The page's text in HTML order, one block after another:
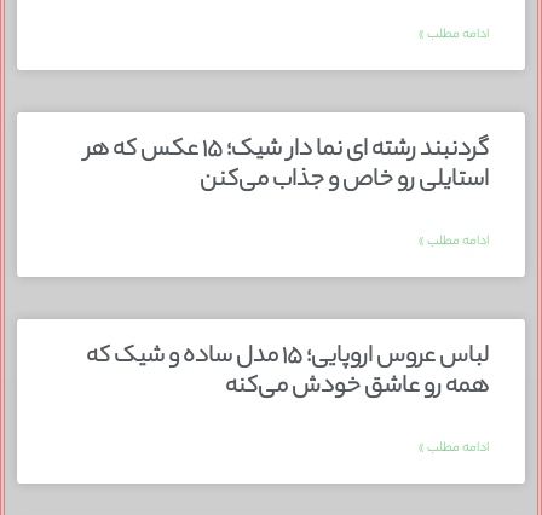
ادامه مطلب »
گردنبند رشته ای نما دار شیک؛ ۱۵ عکس که هر
استایلی رو خاص و جذاب می‌کنن
ادامه مطلب »
لباس عروس اروپایی؛ ۱۵ مدل ساده و شیک که
همه رو عاشق خودش می‌کنه
ادامه مطلب »